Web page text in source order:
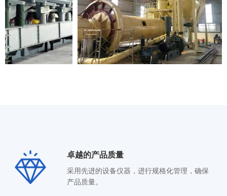
卓越的产品质量
采用先进的设备仪器，进行规格化管理，确保
产品质量。